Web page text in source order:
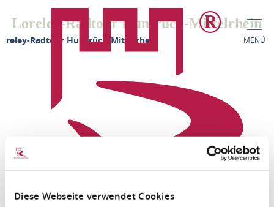
Diese Webseite verwendet Cookies
MENÜ
Loreley-Radtour Hunsrück-Mittelrhein
Radtour Hunsrück-Mittelrhein
FACEBOOK INSTAGRAM